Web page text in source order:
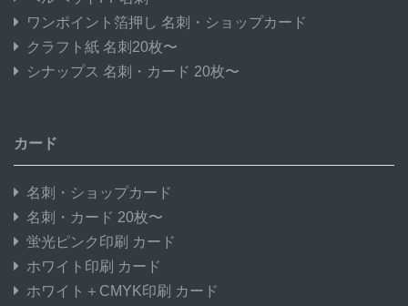
ワンポイント箔押し 名刺・ショップカード
クラフト紙 名刺20枚〜
シナップス 名刺・カード 20枚〜
カード
名刺・ショップカード
名刺・カード 20枚〜
蛍光ピンク印刷 カード
ホワイト印刷 カード
ホワイト＋CMYK印刷 カード